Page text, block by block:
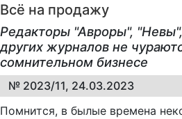
Всё на продажу
Редакторы "Авроры",
других журналов не
сомнительном бизнесе
№ 2023/11, 24.03.2023
Помнится, в былые времена